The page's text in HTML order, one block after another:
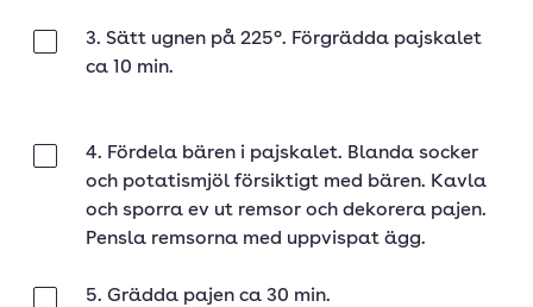
3. Sätt ugnen på 225°. Förgrädda pajskalet
ca 10 min.
4. Fördela bären i pajskalet. Blanda socker
och potatismjöl försiktigt med bären. Kavla
och sporra ev ut remsor och dekorera pajen.
Pensla remsorna med uppvispat ägg.
5. Grädda pajen ca 30 min.